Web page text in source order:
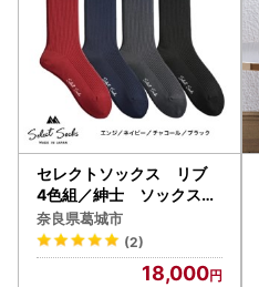
セレクトソックス リブ
4色組／紳士 ソックス
靴下 くつ下 メンズ 男
性 ビジネス カジュアル
消臭 ギフト おしゃれ
奈良県葛城市
(2)
18,000